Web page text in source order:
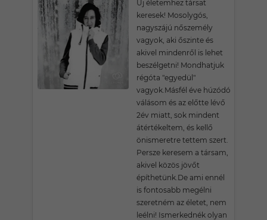
Új életemhez társat
keresek! Mosolygós,
nagyszájú nőszemély
vagyok, aki őszinte és
akivel mindenről is lehet
beszélgetni! Mondhatjuk
régóta "egyedül"
vagyok.Másfél éve húzódó
válásom és az előtte lévő
2év miatt, sok mindent
átértékeltem, és kellő
önismeretre tettem szert.
Persze keresem a társam,
akivel közös jövőt
építhetünk.De ami ennél
is fontosabb megélni
szeretném az életet, nem
leélni! Ismerkednék olyan